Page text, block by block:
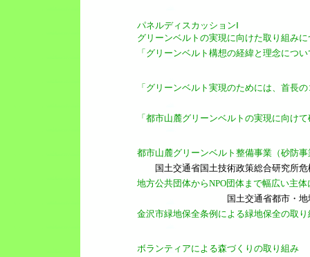
パネルディスカッションⅠ
グリーンベルトの実現に向けた取り組みに
「グリーンベルト構想の経緯と理念につい
「グリーンベルト実現のためには、首長
「都市山麓グリーンベルトの実現に向け
都市山麓グリーンベルト整備事業（砂防
国土交通省国土技術政策総合研究所
地方公共団体からNPO団体まで幅広い主
国土交通省都市・
金沢市緑地保全条例による緑地保全の取り
ボランティアによる森づくりの取り組み